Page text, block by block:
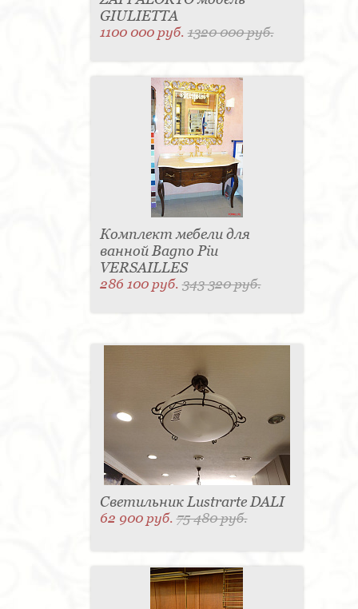
GIULIETTA
1100 000 руб.1320 000 руб.
Комплект мебели для
ванной Bagno Piu
VERSAILLES
286 100 руб.343 320 руб.
Светильник Lustrarte DALI
62 900 руб.75 480 руб.